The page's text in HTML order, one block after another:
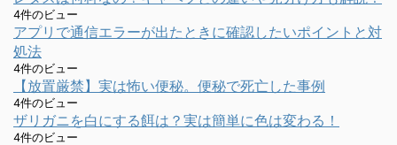
4件のビュー
アプリで通信エラーが出たときに確認したいポイントと対
処法
4件のビュー
【放置厳禁】実は怖い便秘。便秘で死亡した事例
4件のビュー
ザリガニを白にする餌は？実は簡単に色は変わる！
4件のビュー